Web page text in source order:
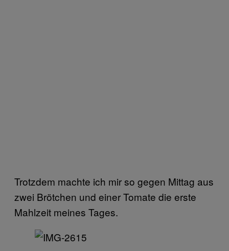
Trotzdem machte ich mir so gegen Mittag aus
zwei Brötchen und einer Tomate die erste
Mahlzeit meines Tages.